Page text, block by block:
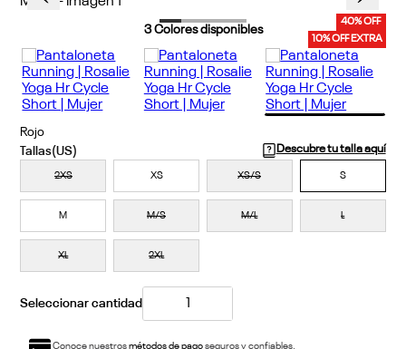
40% OFF
10% OFF EXTRA
3Colores disponibles
Rojo
Descubre tu talla aquí
2XS XS XS/S S
M M/S M/L L
XL 2XL
Conoce nuestrosmétodos de pagoseguros y confiables.